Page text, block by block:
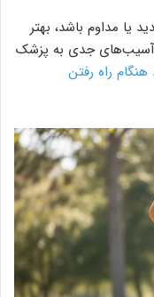
یا مداوم باشد، بهتر
آسیب‌های جدی به پزشک
راه رفتن